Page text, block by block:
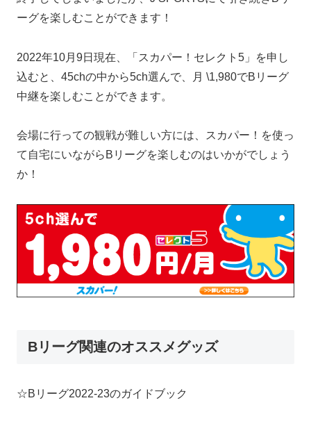
ーグを楽しむことができます！
2022年10月9日現在、「スカパー！セレクト5」を申し
込むと、45chの中から5ch選んで、月 \1,980でBリーグ
中継を楽しむことができます。
会場に行っての観戦が難しい方には、スカパー！を使っ
て自宅にいながらBリーグを楽しむのはいかがでしょう
か！
Bリーグ関連のオススメグッズ
☆Bリーグ2022-23のガイドブック